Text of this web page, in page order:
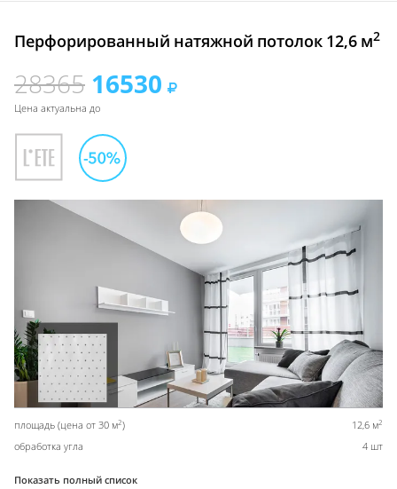
Перфорированный натяжной потолок 12,6 м2
28365 16530
Цена актуальна до
площадь (цена от 30 м2) 12,6 м2
обработка угла 4 шт
Показать полный список